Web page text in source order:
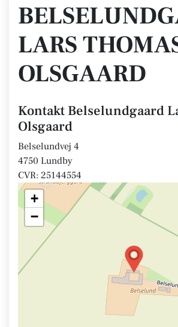
LARS
OLSGAARD
Kontakt Belselundgaard
Olsgaard
Belselundvej 4
4750 Lundby
CVR: 25144554
+
−